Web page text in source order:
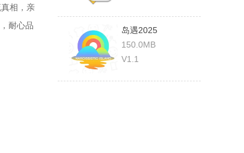
相，亲
耐心品
岛遇2025
150.0MB
V1.1